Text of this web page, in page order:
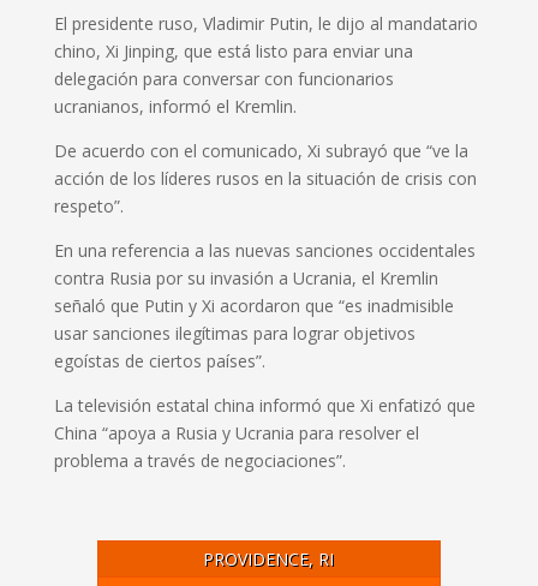
El presidente ruso, Vladimir Putin, le dijo al mandatario
chino, Xi Jinping, que está listo para enviar una
delegación para conversar con funcionarios
ucranianos, informó el Kremlin.
De acuerdo con el comunicado, Xi subrayó que “ve la
acción de los líderes rusos en la situación de crisis con
respeto”.
En una referencia a las nuevas sanciones occidentales
contra Rusia por su invasión a Ucrania, el Kremlin
señaló que Putin y Xi acordaron que “es inadmisible
usar sanciones ilegítimas para lograr objetivos
egoístas de ciertos países”.
La televisión estatal china informó que Xi enfatizó que
China “apoya a Rusia y Ucrania para resolver el
problema a través de negociaciones”.
PROVIDENCE, RI